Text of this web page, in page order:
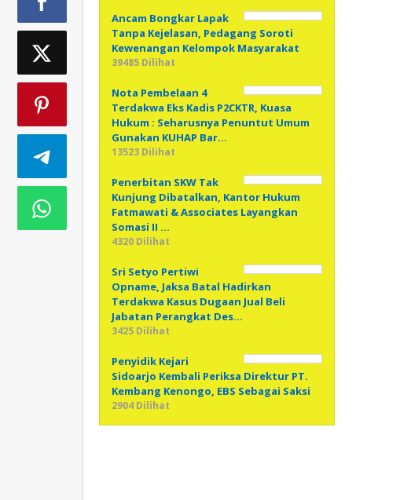
Ancam Bongkar Lapak
Tanpa Kejelasan, Pedagang Soroti
Kewenangan Kelompok Masyarakat
39485 Dilihat
Nota Pembelaan 4
Terdakwa Eks Kadis P2CKTR, Kuasa
Hukum : Seharusnya Penuntut Umum
Gunakan KUHAP Bar…
13523 Dilihat
Penerbitan SKW Tak
Kunjung Dibatalkan, Kantor Hukum
Fatmawati & Associates Layangkan
Somasi II …
4320 Dilihat
Sri Setyo Pertiwi
Opname, Jaksa Batal Hadirkan
Terdakwa Kasus Dugaan Jual Beli
Jabatan Perangkat Des…
3425 Dilihat
Penyidik Kejari
Sidoarjo Kembali Periksa Direktur PT.
Kembang Kenongo, EBS Sebagai Saksi
2904 Dilihat